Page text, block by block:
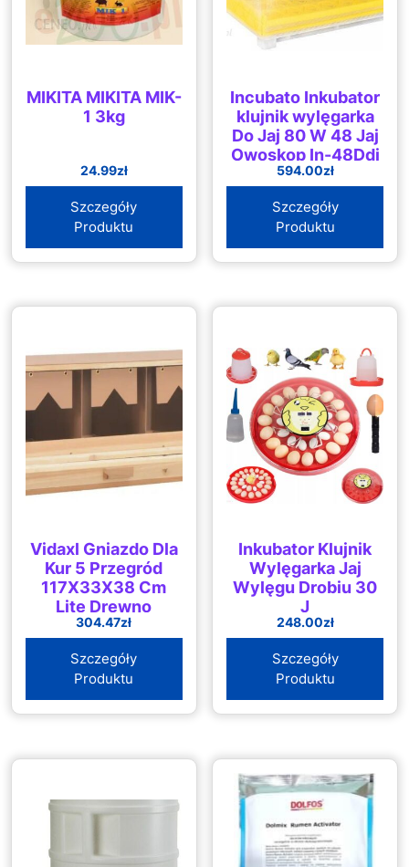
MIKITA MIKITA MIK-
1 3kg
24.99zł
Szczegóły
Produktu
Incubato Inkubator
klujnik wylęgarka
Do Jaj 80 W 48 Jaj
Owoskop In-48Ddi
594.00zł
Szczegóły
Produktu
Vidaxl Gniazdo Dla
Kur 5 Przegród
117X33X38 Cm
Lite Drewno
Sosnowe (170660)
304.47zł
Szczegóły
Produktu
Inkubator Klujnik
Wylęgarka Jaj
Wylęgu Drobiu 30
J
248.00zł
Szczegóły
Produktu